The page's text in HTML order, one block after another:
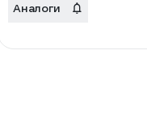
Аналоги